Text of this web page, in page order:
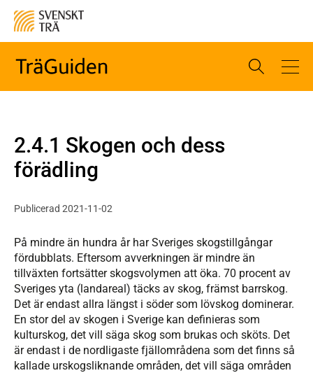
2.4.1 Skogen och dess
förädling
Publicerad 2021-11-02
På mindre än hundra år har Sveriges skogstillgångar
fördubblats. Eftersom avverkningen är mindre än
tillväxten fortsätter skogsvolymen att öka. 70 procent av
Sveriges yta (landareal) täcks av skog, främst barrskog.
Det är endast allra längst i söder som lövskog dominerar.
En stor del av skogen i Sverige kan definieras som
kulturskog, det vill säga skog som brukas och sköts. Det
är endast i de nordligaste fjällområdena som det finns så
kallade urskogsliknande områden, det vill säga områden